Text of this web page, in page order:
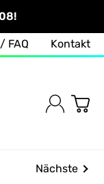
FAQ Kontakt
Nächste